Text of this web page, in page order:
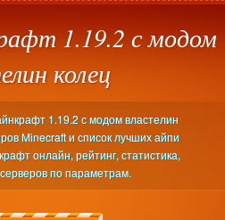
1.19.2 с модом
колец
1.19.2 с модом властелин
Minecraft и список лучших айпи
онлайн, рейтинг, статистика,
по параметрам.